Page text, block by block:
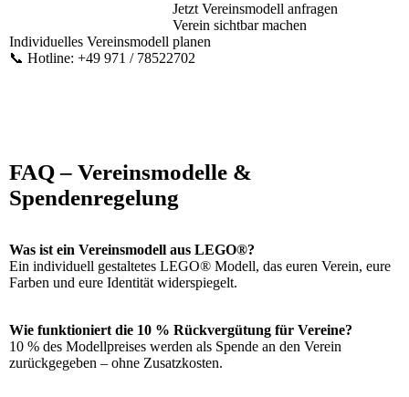
Jetzt Vereinsmodell anfragen
Verein sichtbar machen
Individuelles Vereinsmodell planen
📞 Hotline: +49 971 / 78522702
FAQ – Vereinsmodelle &
Spendenregelung
Was ist ein Vereinsmodell aus LEGO®?
Ein individuell gestaltetes LEGO® Modell, das euren Verein, eure
Farben und eure Identität widerspiegelt.
Wie funktioniert die 10 % Rückvergütung für Vereine?
10 % des Modellpreises werden als Spende an den Verein
zurückgegeben – ohne Zusatzkosten.